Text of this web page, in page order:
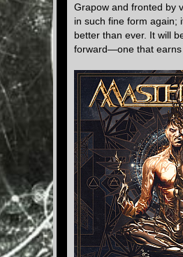
Grapow and fronted by
in such fine form again;
better than ever. It will
forward—one that earns